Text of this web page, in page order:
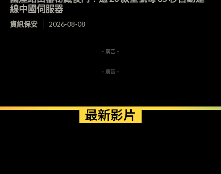
線中國伺服器
資訊保安 2026-08-08
- 廣告 -
- 廣告 -
最新影片